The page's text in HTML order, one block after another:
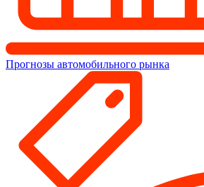
Прогнозы автомобильного рынка